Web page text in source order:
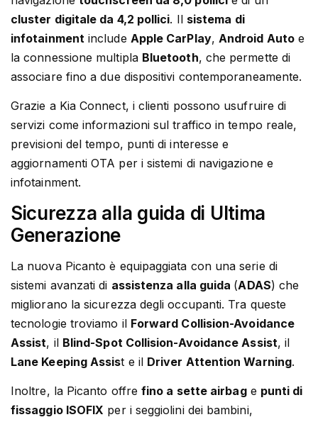
cluster digitale da 4,2 pollici. Il sistema di
infotainmentinclude Apple CarPlay, Android Autoe
la connessione multipla Bluetooth, che permette di
associare fino a due dispositivi contemporaneamente.
Grazie a Kia Connect, i clienti possono usufruire di
servizi come informazioni sul traffico in tempo reale,
previsioni del tempo, punti di interesse e
aggiornamenti OTA per i sistemi di navigazione e
infotainment.
Sicurezza alla guida di Ultima
Generazione
La nuova Picanto è equipaggiata con una serie di
sistemi avanzati di assistenza alla guida (ADAS) che
migliorano la sicurezza degli occupanti. Tra queste
tecnologie troviamo il Forward Collision-Avoidance
Assist, il Blind-Spot Collision-Avoidance Assist, il
Lane Keeping Assist e il Driver Attention Warning.
Inoltre, la Picanto offrefino a sette airbage punti di
fissaggio ISOFIX per i seggiolini dei bambini,